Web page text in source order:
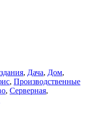
, Дача, Дом,
, Производственные
, Серверная,